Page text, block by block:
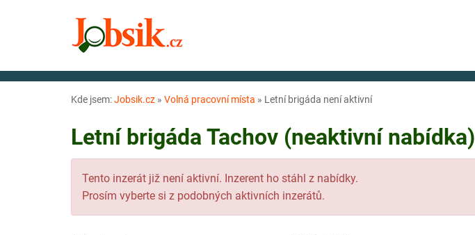
Kde jsem:Jobsik.cz » Volná pracovní místa » Letní brigáda není aktivní
Letní brigáda Tachov (neaktivní nabídka)
Tento inzerát již není aktivní. Inzerent ho stáhl z nabídky.
Prosím vyberte si z podobných aktivních inzerátů.